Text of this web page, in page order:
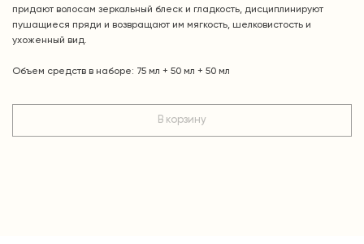
В корзину
придают волосам зеркальный блеск и гладкость, дисциплинируют
пушащиеся пряди и возвращают им мягкость, шелковистость и
ухоженный вид.
Объем средств в наборе: 75 мл + 50 мл + 50 мл